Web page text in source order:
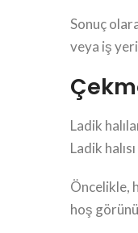
Sonuç
veya iş
Ladik
Ladik
Öncelikle,
hoş